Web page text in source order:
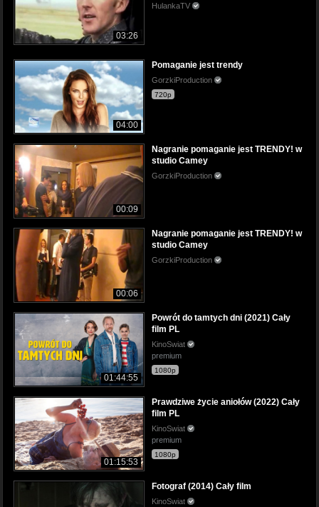
03:26
HulankaTV
04:00
Pomaganie jest trendy
GorzkiProduction
720p
00:09
Nagranie pomaganie jest TRENDY! w
studio Camey
GorzkiProduction
00:06
Nagranie pomaganie jest TRENDY! w
studio Camey
GorzkiProduction
01:44:55
Powrót do tamtych dni (2021) Cały
film PL
KinoSwiat
premium
1080p
01:15:53
Prawdziwe życie aniołów (2022) Cały
film PL
KinoSwiat
premium
1080p
Fotograf (2014) Cały film
KinoSwiat